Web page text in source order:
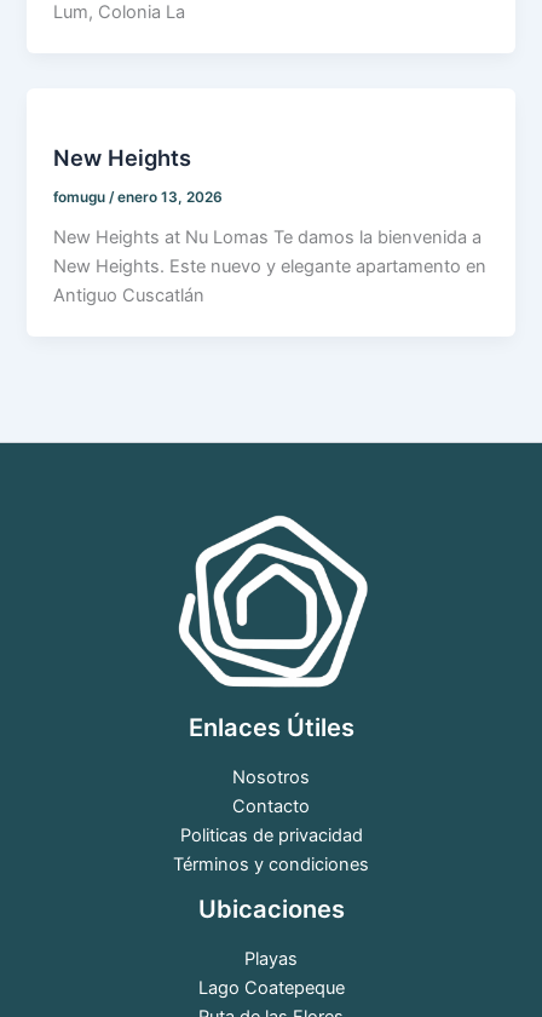
Lum, Colonia La
New Heights
fomugu /enero 13, 2026
New Heights at Nu Lomas Te damos la bienvenida a
New Heights. Este nuevo y elegante apartamento en
Antiguo Cuscatlán
Enlaces Útiles
Nosotros
Contacto
Politicas de privacidad
Términos y condiciones
Ubicaciones
Playas
Lago Coatepeque